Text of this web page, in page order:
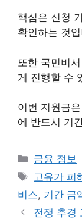
핵심은 신청
확인하는 것
또한 국민비
게 진행할 수
이번 지원금
에 반드시 기
카
테
리
금융 정보
태
그
고유가 피
비스, 기간 금
전쟁 추경